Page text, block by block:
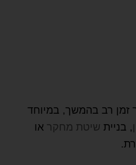
זמן רב בהמשך, במיוחד
, בניית שיטת מחקר או